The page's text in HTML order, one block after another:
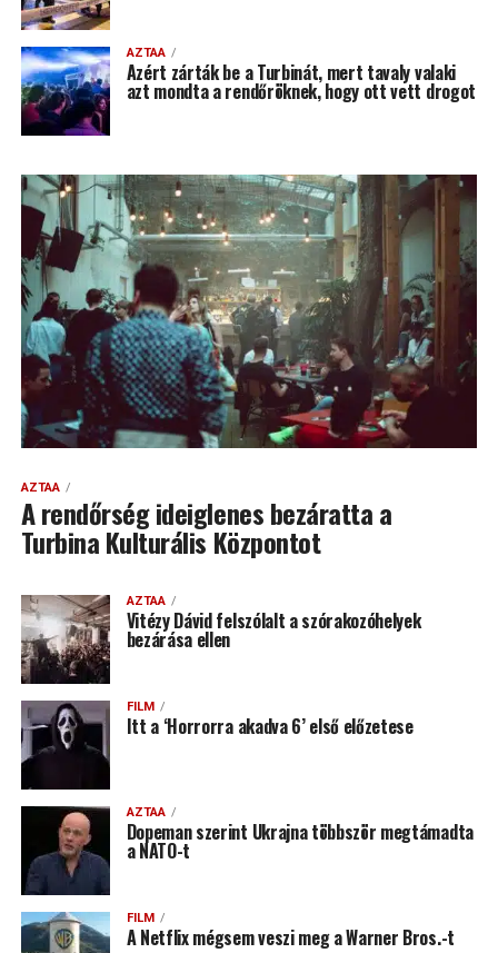
AZTAA
Azért zárták be a Turbinát, mert tavaly valaki
azt mondta a rendőröknek, hogy ott vett drogot
AZTAA
A rendőrség ideiglenes bezáratta a
Turbina Kulturális Központot
AZTAA
Vitézy Dávid felszólalt a szórakozóhelyek
bezárása ellen
FILM
Itt a ‘Horrorra akadva 6’ első előzetese
AZTAA
Dopeman szerint Ukrajna többször megtámadta
a NATO-t
FILM
A Netflix mégsem veszi meg a Warner Bros.-t